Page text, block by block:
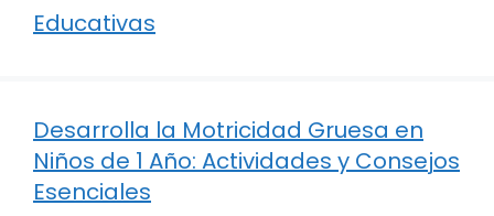
Educativas
Desarrolla la Motricidad Gruesa en
Niños de 1 Año: Actividades y Consejos
Esenciales